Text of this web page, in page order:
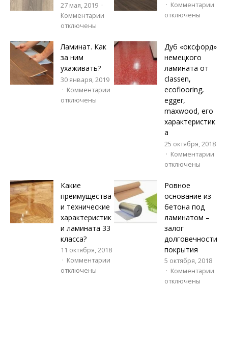
27 мая, 2019
Комментарии
отключены
Комментарии
отключены
Ламинат. Как
за ним
ухаживать?
30 января, 2019
Комментарии
отключены
Дуб «оксфорд»
немецкого
ламината от
classen,
ecoflooring,
egger,
maxwood, его
характеристик
а
25 октября, 2018
Комментарии
отключены
Какие
преимущества
и технические
характеристик
и ламината 33
класса?
11 октября, 2018
Комментарии
отключены
Ровное
основание из
бетона под
ламинатом –
залог
долговечности
покрытия
5 октября, 2018
Комментарии
отключены